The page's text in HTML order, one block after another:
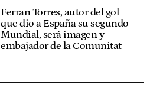
Ferran Torres, autor del gol
que dio a España su segundo
Mundial, será imagen y
embajador de la Comunitat